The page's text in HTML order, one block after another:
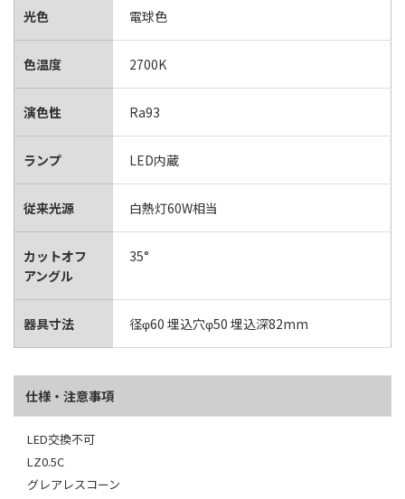
光色 電球色
色温度 2700K
演色性 Ra93
ランプ LED内蔵
従来光源 白熱灯60W相当
カットオフ
アングル
35°
器具寸法 径φ60 埋込穴φ50 埋込深82mm
仕様・注意事項
LED交換不可
LZ0.5C
グレアレスコーン